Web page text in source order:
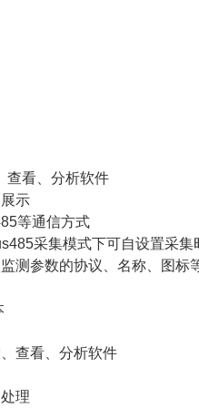
看、分析软件
示
等通信方式
采集模式下可自设置采集
参数的协议、名称、图标
查看、分析软件
理